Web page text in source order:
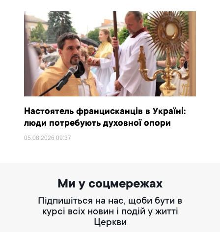
Настоятель францисканців в Україні:
люди потребують духовної опори
05.08.202609:37
Ми у соцмережах
Підпишіться на нас, щоби бути в
курсі всіх новин і подій у житті
Церкви